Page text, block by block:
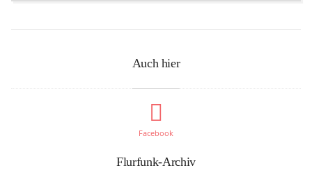
Auch hier
Facebook
Flurfunk-Archiv